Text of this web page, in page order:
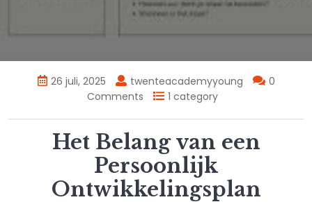
26 juli, 2025 twenteacademyyoung
0
Comments
1 category
Het Belang van een
Persoonlijk
Ontwikkelingsplan